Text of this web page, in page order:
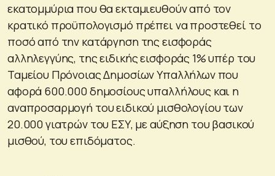
εκατομμύρια που θα εκταμιευθούν από τον
κρατικό προϋπολογισμό πρέπει να προστεθεί το
ποσό από την κατάργηση της εισφοράς
αλληλεγγύης, της ειδικής εισφοράς 1% υπέρ του
Ταμείου Πρόνοιας Δημοσίων Υπαλλήλων που
αφορά 600.000 δημοσίους υπαλλήλους και η
αναπροσαρμογή του ειδικού μισθολογίου των
20.000 γιατρών του ΕΣΥ, με αύξηση του βασικού
μισθού, του επιδόματος.